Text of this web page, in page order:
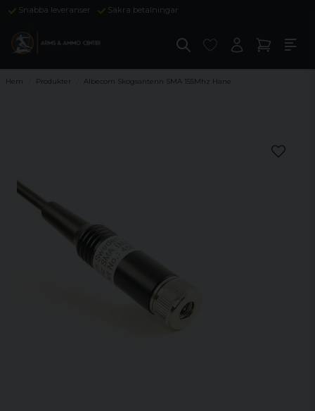
Snabba leveranser Säkra betalningar
Hem Produkter Albecom Skogsantenn SMA 155Mhz Hane